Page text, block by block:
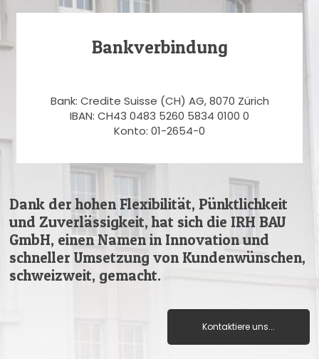
Bankverbindung
Bank: Credite Suisse (CH) AG, 8070 Zürich
IBAN: CH43 0483 5260 5834 0100 0
Konto: 01-2654-0
Dank der hohen Flexibilität, Pünktlichkeit
und Zuverlässigkeit, hat sich die IRH BAU
GmbH, einen Namen in Innovation und
schneller Umsetzung von Kundenwünschen,
schweizweit, gemacht.
Kontaktiere uns...